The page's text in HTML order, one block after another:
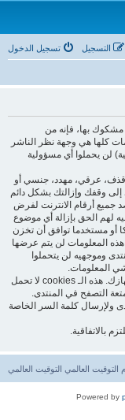
تسجيل الدخول التسجيل
بها، فإنه من
كلها هي وجهة نظر الناشر
لن يحملوا أي مسؤولية
قذف، عرقي، مهدد، جنسي أو
وقفك وإزالتك بشكل دائم
جميع أرقام الانترنت لفرض
لهم الحق بإزالة أي موضوع
أو مستخدما توافق أن تخزن
هذه المعلومات لن يتم عرضها
وموجهيه لن يتحملوا
المعلومات.
هذا المنتدى يستعمل الـ cookies لتخزين معلومات على جهازك. هذه الـ cookies لا تحمل
التصفح في المنتدى.
ولإرسال كلمة السر الخاصة
بالاتفاقية.
العالمي التوقيت العالمي
Powered by